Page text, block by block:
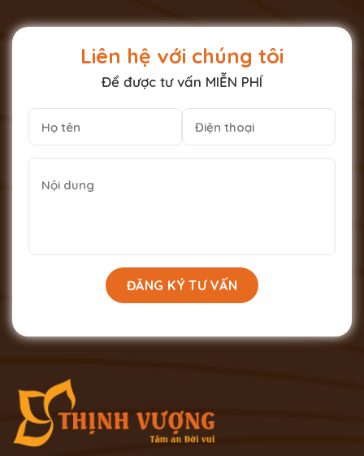
Liên hệ với chúng tôi
Để được tư vấn MIỄN PHÍ